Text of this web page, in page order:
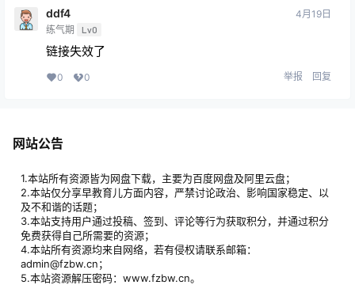
ddf4
练气期 Lv0
4月19日
链接失效了
0 0 举报 回复
网站公告
1.本站所有资源皆为网盘下载，主要为百度网盘及阿里云盘；
2.本站仅分享早教育儿方面内容，严禁讨论政治、影响国家稳定、以
及不和谐的话题；
3.本站支持用户通过投稿、签到、评论等行为获取积分，并通过积分
免费获得自己所需要的资源；
4.本站所有资源均来自网络，若有侵权请联系邮箱：
admin@fzbw.cn；
5.本站资源解压密码：www.fzbw.cn。